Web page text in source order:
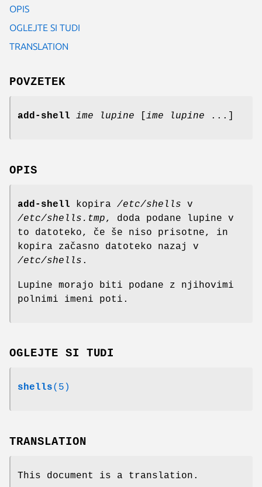
OPIS
OGLEJTE SI TUDI
TRANSLATION
POVZETEK
add-shell ime lupine ime lupine ...]
OPIS
add-shell kopira /etc/shells v
/etc/shells.tmp, doda podane lupine v
to datoteko, če še niso prisotne, in
kopira začasno datoteko nazaj v
/etc/shells .
Lupine morajo biti podane z njihovimi
polnimi imeni poti.
OGLEJTE SI TUDI
shells(5)
TRANSLATION
This document is a translation.